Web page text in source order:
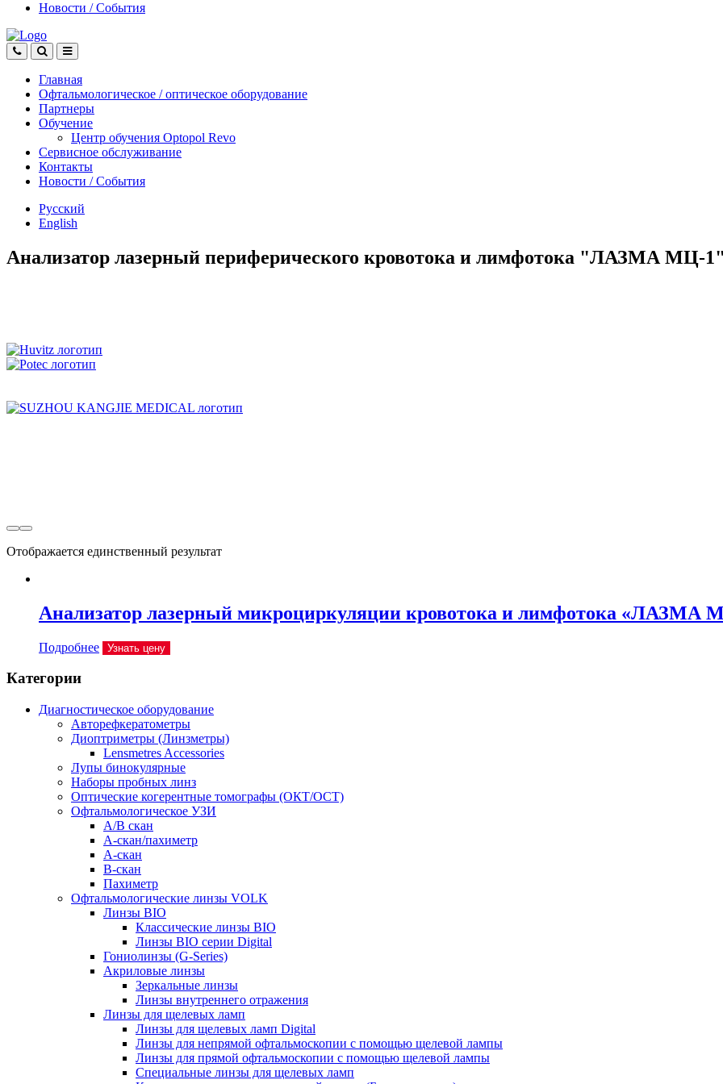
Новости / События
Главная
Офтальмологическое / оптическое оборудование
Партнеры
Обучение
Центр обучения Оptopol Revo
Сервисное обслуживание
Контакты
Новости / События
Русский
English
Анализатор лазерный периферического кровотока и лимфотока "ЛАЗМА МЦ-1"
Отображается единственный результат
Анализатор лазерный микроциркуляции кровотока и лимфотока «ЛАЗМА
Подробнее Узнать цену
Категории
Диагностическое оборудование
Авторефкератометры
Диоптриметры (Линзметры)
Lensmetres Accessories
Лупы бинокулярные
Наборы пробных линз
Оптические когерентные томографы (ОКТ/ОСТ)
Офтальмологическое УЗИ
A/B скан
A-скан/пахиметр
A-скан
B-скан
Пахиметр
Офтальмологические линзы VOLK
Линзы BIO
Классические линзы BIO
Линзы BIO серии Digital
Гониолинзы (G-Series)
Акриловые линзы
Зеркальные линзы
Линзы внутреннего отражения
Линзы для щелевых ламп
Линзы для щелевых ламп Digital
Линзы для непрямой офтальмоскопии с помощью щелевой лампы
Линзы для прямой офтальмоскопии с помощью щелевой лампы
Специальные линзы для щелевых ламп